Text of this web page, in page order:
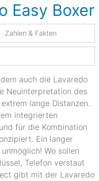
Easy Boxer
Zahlen & Fakten
auch die Lavaredo
Neuinterpretation des
lange Distanzen.
integrierten
für die Kombination
Ein langer
Wo sollen
Telefon verstaut
gibt mit der Lavaredo